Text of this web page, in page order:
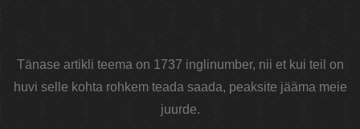
Tänase artikli teema on 1737 inglinumber, nii et kui teil on
huvi selle kohta rohkem teada saada, peaksite jääma meie
juurde.